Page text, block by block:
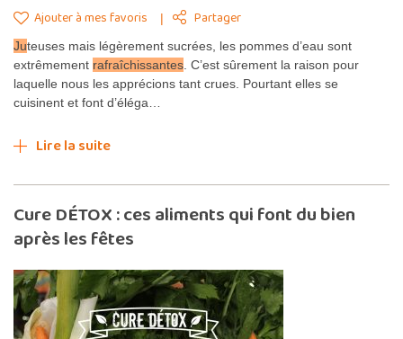
Ajouter à mes favoris
Partager
Juteuses mais légèrement sucrées, les pommes d’eau sont
extrêmement rafraîchissantes . C’est sûrement la raison pour
laquelle nous les apprécions tant crues. Pourtant elles se
cuisinent et font d’éléga…
Lire la suite
Cure DÉTOX : ces aliments qui font du bien
après les fêtes